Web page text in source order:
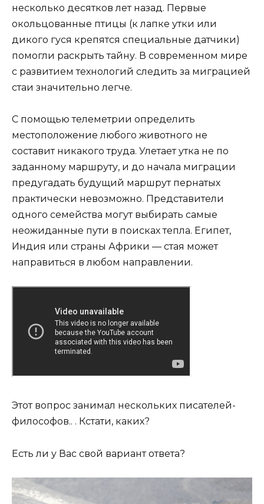
несколько десятков лет назад. Первые
окольцованные птицы (к лапке утки или
дикого гуся крепятся специальные датчики)
помогли раскрыть тайну. В современном мире
с развитием технологий следить за миграцией
стаи значительно легче.
С помощью телеметрии определить
местоположение любого животного не
составит никакого труда. Улетает утка не по
заданному маршруту, и до начала миграции
предугадать будущий маршрут пернатых
практически невозможно. Представители
одного семейства могут выбирать самые
неожиданные пути в поисках тепла. Египет,
Индия или страны Африки — стая может
направиться в любом направлении.
Этот вопрос занимал нескольких писателей-
философов.. . Кстати, каких?
Есть ли у Вас свой вариант ответа?